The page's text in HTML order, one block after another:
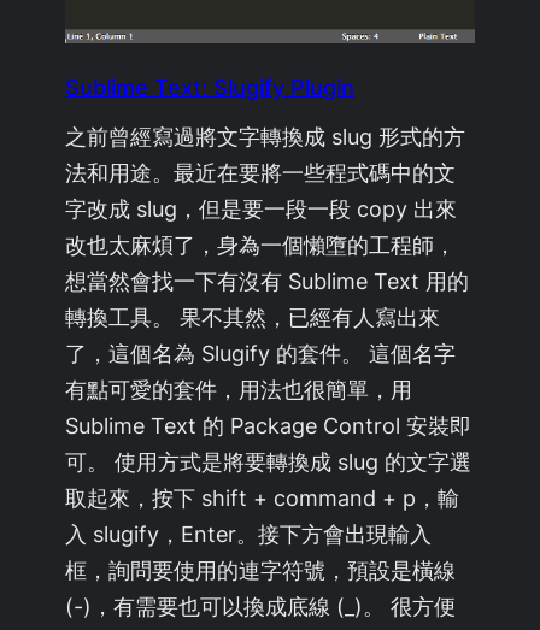
Sublime Text: Slugify Plugin
之前曾經寫過將文字轉換成 slug 形式的方
法和用途。最近在要將一些程式碼中的文
字改成 slug，但是要一段一段 copy 出來
改也太麻煩了，身為一個懶墮的工程師，
想當然會找一下有沒有 Sublime Text 用的
轉換工具。 果不其然，已經有人寫出來
了，這個名為 Slugify 的套件。 這個名字
有點可愛的套件，用法也很簡單，用
Sublime Text 的 Package Control 安裝即
可。 使用方式是將要轉換成 slug 的文字選
取起來，按下 shift + command + p，輸
入 slugify，Enter。接下方會出現輸入
框，詢問要使用的連字符號，預設是橫線
(-)，有需要也可以換成底線 (_)。 很方便